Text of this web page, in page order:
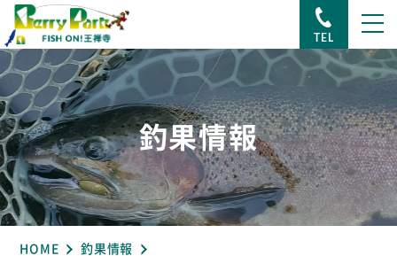
TEL
釣果情報
HOME 釣果情報